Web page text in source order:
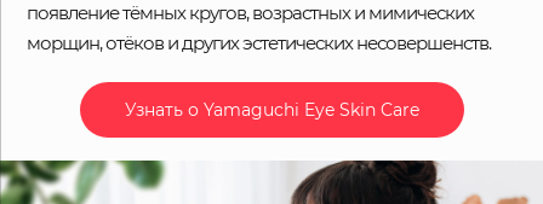
появление тёмных кругов, возрастных и мимических
морщин, отёков и других эстетических несовершенств.
Узнать о Yamaguchi Eye Skin Care